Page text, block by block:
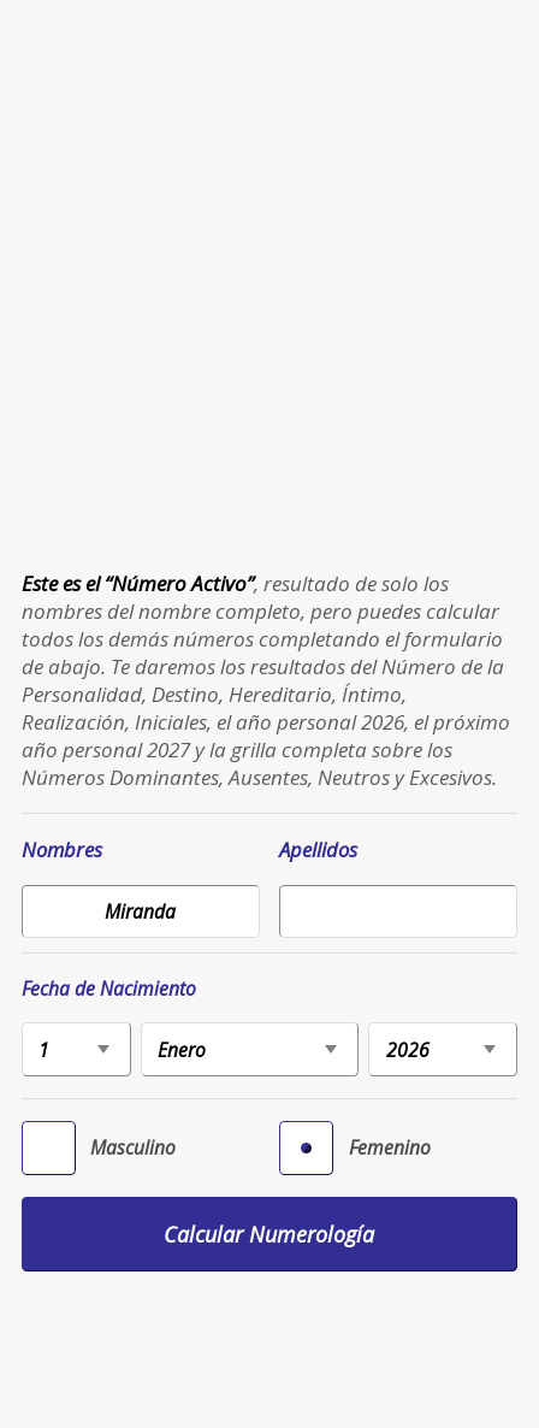
Este es el “Número Activo”, resultado de solo los
nombres del nombre completo, pero puedes calcular
todos los demás números completando el formulario
de abajo. Te daremos los resultados del Número de la
Personalidad, Destino, Hereditario, Íntimo,
Realización, Iniciales, el año personal 2026, el próximo
año personal 2027 y la grilla completa sobre los
Números Dominantes, Ausentes, Neutros y Excesivos.
Nombres Apellidos
Fecha de Nacimiento
Masculino Femenino